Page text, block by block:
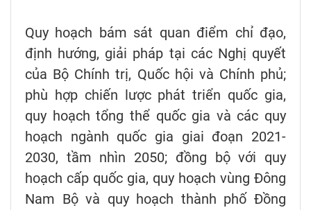
Quy hoạch bám sát quan điểm chỉ đạo,
định hướng, giải pháp tại các Nghị quyết
của Bộ Chính trị, Quốc hội và Chính phủ;
phù hợp chiến lược phát triển quốc gia,
quy hoạch tổng thể quốc gia và các quy
hoạch ngành quốc gia giai đoạn 2021-
2030, tầm nhìn 2050; đồng bộ với quy
hoạch cấp quốc gia, quy hoạch vùng Đông
Nam Bộ và quy hoạch thành phố Đồng